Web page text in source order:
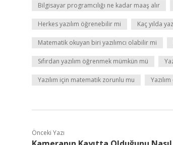
Bilgisayar programcılığı ne kadar maaş alır
Herkes yazılım öğrenebilir mi Kaç yılda
Matematik okuyan biri yazılımcı olabilir mi
Sıfırdan yazılım öğrenmek mümkün mü
Yazılım için matematik zorunlu mu
Önceki Yazı